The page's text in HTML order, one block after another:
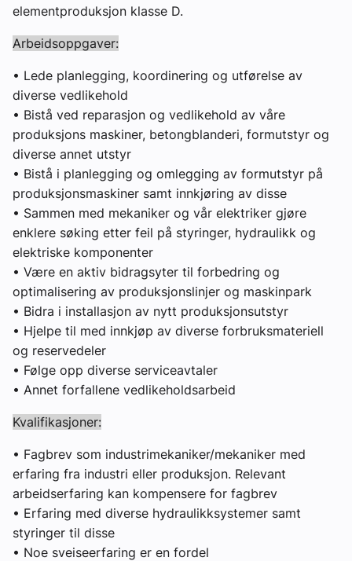
Annonsere i VVS Aktuelt
Kontakt oss
Tips oss
eBlad
elementproduksjon klasse D.
Arbeidsoppgaver:
• Lede planlegging, koordinering og utførelse av
diverse vedlikehold
• Bistå ved reparasjon og vedlikehold av våre
produksjons maskiner, betongblanderi, formutstyr og
diverse annet utstyr
• Bistå i planlegging og omlegging av formutstyr på
produksjonsmaskiner samt innkjøring av disse
• Sammen med mekaniker og vår elektriker gjøre
enklere søking etter feil på styringer, hydraulikk og
elektriske komponenter
• Være en aktiv bidragsyter til forbedring og
optimalisering av produksjonslinjer og maskinpark
• Bidra i installasjon av nytt produksjonsutstyr
• Hjelpe til med innkjøp av diverse forbruksmateriell
og reservedeler
• Følge opp diverse serviceavtaler
• Annet forfallene vedlikeholdsarbeid
Kvalifikasjoner:
• Fagbrev som industrimekaniker/mekaniker med
erfaring fra industri eller produksjon. Relevant
arbeidserfaring kan kompensere for fagbrev
• Erfaring med diverse hydraulikksystemer samt
styringer til disse
• Noe sveiseerfaring er en fordel